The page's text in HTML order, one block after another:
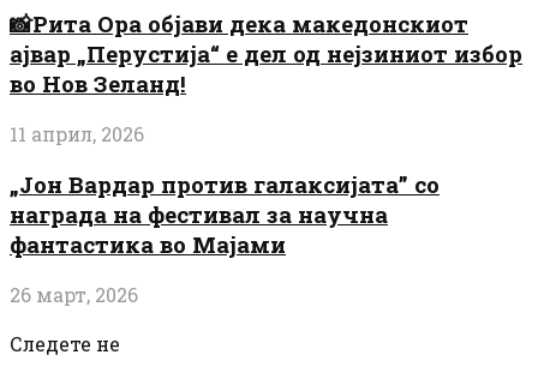
📸Рита Ора објави дека македонскиот
ајвар „Перустија“ е дел од нејзиниот избор
во Нов Зеланд!
11 април, 2026
„Јон Вардар против галаксијата” со
награда на фестивал за научна
фантастика во Мајами
26 март, 2026
Следете не